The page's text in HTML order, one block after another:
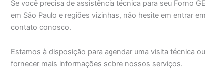
Se você precisa de assistência técnica para seu Forno GE
em São Paulo e regiões vizinhas, não hesite em entrar em
contato conosco.
Estamos à disposição para agendar uma visita técnica ou
fornecer mais informações sobre nossos serviços.